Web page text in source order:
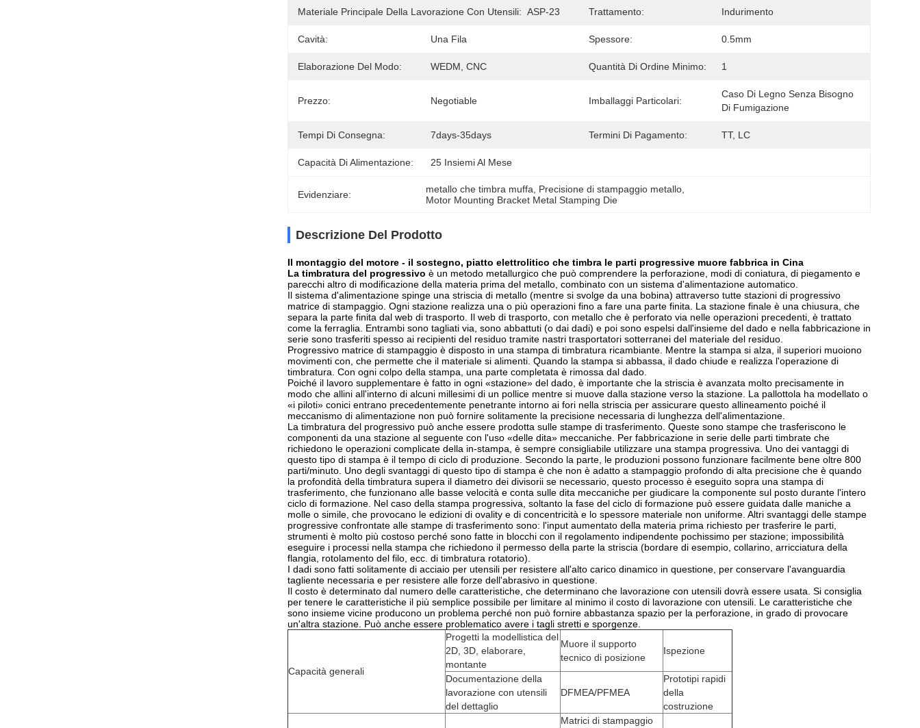
Materiale Principale Della Lavorazione Con Utensili: ASP-23 Trattamento: Indurimento
Cavità: Una Fila Spessore: 0.5mm
Elaborazione Del Modo: WEDM, CNC Quantità Di Ordine Minimo: 1
Prezzo: Negotiable Imballaggi Particolari:
Caso Di Legno Senza Bisogno
Di Fumigazione
Tempi Di Consegna: 7days-35days Termini Di Pagamento: TT, LC
Capacità Di Alimentazione: 25 Insiemi Al Mese
Evidenziare: metallo che timbra muffa Precisione di stampaggio metallo
Motor Mounting Bracket Metal Stamping Die
Descrizione Del Prodotto
Il montaggio del motore - il sostegno, piatto elettrolitico che timbra le parti progressive muore fabbrica in Cina
La timbratura del progressivo è un metodo metallurgico che può comprendere la perforazione, modi di coniatura, di piegamento e
parecchi altro di modificazione della materia prima del metallo, combinato con un sistema d'alimentazione automatico.
Il sistema d'alimentazione spinge una striscia di metallo (mentre si svolge da una bobina) attraverso tutte stazioni di progressivo
matrice di stampaggio. Ogni stazione realizza una o più operazioni fino a fare una parte finita. La stazione finale è una chiusura, che
separa la parte finita dal web di trasporto. Il web di trasporto, con metallo che è perforato via nelle operazioni precedenti, è trattato
come la ferraglia. Entrambi sono tagliati via, sono abbattuti (o dai dadi) e poi sono espelsi dall'insieme del dado e nella fabbricazione in
serie sono trasferiti spesso ai recipienti del residuo tramite nastri trasportatori sotterranei del materiale del residuo.
Progressivo matrice di stampaggio è disposto in una stampa di timbratura ricambiante. Mentre la stampa si alza, il superiori muoiono
movimenti con, che permette che il materiale si alimenti. Quando la stampa si abbassa, il dado chiude e realizza l'operazione di
timbratura. Con ogni colpo della stampa, una parte completata è rimossa dal dado.
Poiché il lavoro supplementare è fatto in ogni «stazione» del dado, è importante che la striscia è avanzata molto precisamente in
modo che allini all'interno di alcuni millesimi di un pollice mentre si muove dalla stazione verso la stazione. La pallottola ha modellato o
«i piloti» conici entrano precedentemente penetrante intorno ai fori nella striscia per assicurare questo allineamento poiché il
meccanismo di alimentazione non può fornire solitamente la precisione necessaria di lunghezza dell'alimentazione.
La timbratura del progressivo può anche essere prodotta sulle stampe di trasferimento. Queste sono stampe che trasferiscono le
componenti da una stazione al seguente con l'uso «delle dita» meccaniche. Per fabbricazione in serie delle parti timbrate che
richiedono le operazioni complicate della in-stampa, è sempre consigliabile utilizzare una stampa progressiva. Uno dei vantaggi di
questo tipo di stampa è il tempo di ciclo di produzione. Secondo la parte, le produzioni possono funzionare facilmente bene oltre 800
parti/minuto. Uno degli svantaggi di questo tipo di stampa è che non è adatto a stampaggio profondo di alta precisione che è quando
la profondità della timbratura supera il diametro dei divisorii se necessario, questo processo è eseguito sopra una stampa di
trasferimento, che funzionano alle basse velocità e conta sulle dita meccaniche per giudicare la componente sul posto durante l'intero
ciclo di formazione. Nel caso della stampa progressiva, soltanto la fase del ciclo di formazione può essere guidata dalle maniche a
molle o simile, che provocano le edizioni di ovality e di concentricità e lo spessore materiale non uniforme. Altri svantaggi delle stampe
progressive confrontate alle stampe di trasferimento sono: l'input aumentato della materia prima richiesto per trasferire le parti,
strumenti è molto più costoso perché sono fatte in blocchi con il regolamento indipendente pochissimo per stazione; impossibilità
eseguire i processi nella stampa che richiedono il permesso della parte la striscia (bordare di esempio, collarino, arricciatura della
flangia, rotolamento del filo, ecc. di timbratura rotatorio).
I dadi sono fatti solitamente di acciaio per utensili per resistere all'alto carico dinamico in questione, per conservare l'avanguardia
tagliente necessaria e per resistere alle forze dell'abrasivo in questione.
Il costo è determinato dal numero delle caratteristiche, che determinano che lavorazione con utensili dovrà essere usata. Si consiglia
per tenere le caratteristiche il più semplice possibile per limitare al minimo il costo di lavorazione con utensili. Le caratteristiche che
sono insieme vicine producono un problema perché non può fornire abbastanza spazio per la perforazione, in grado di provocare
un'altra stazione. Può anche essere problematico avere i tagli stretti e sporgenze.
Capacità generali
Progetti la modellistica del
2D, 3D, elaborare,
montante
Muore il supporto
tecnico di posizione
Ispezione
Documentazione della
lavorazione con utensili
del dettaglio
DFMEA/PFMEA
Prototipi rapidi
della
costruzione
Matrici di stampaggio